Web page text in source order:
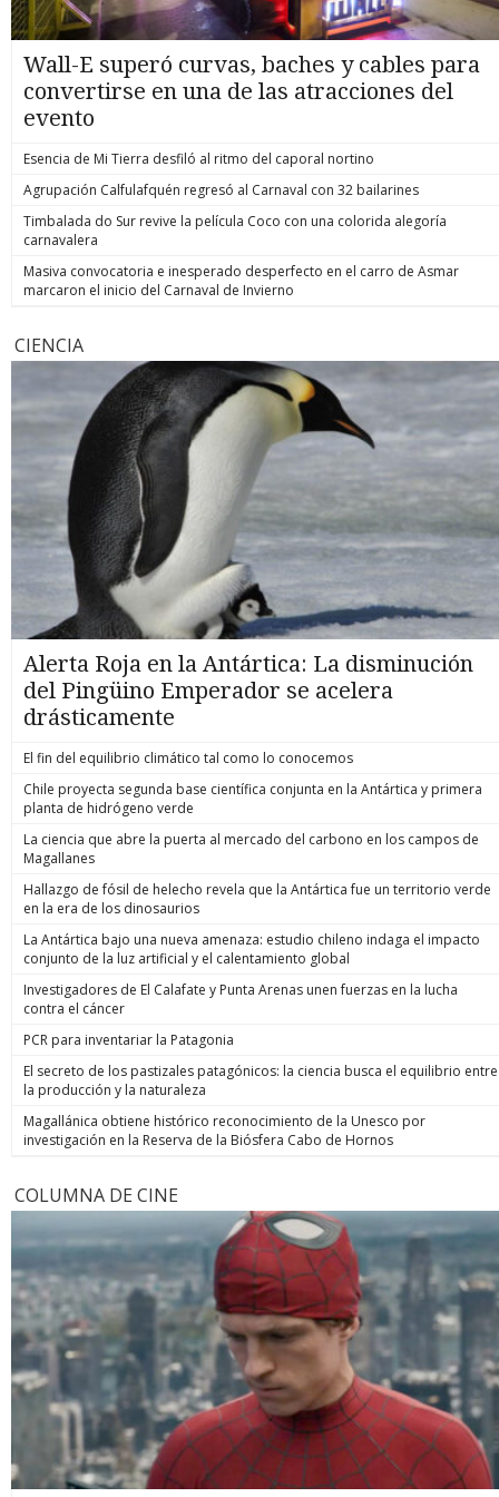
Wall-E superó curvas, baches y cables para
convertirse en una de las atracciones del
evento
Esencia de Mi Tierra desfiló al ritmo del caporal nortino
Agrupación Calfulafquén regresó al Carnaval con 32 bailarines
Timbalada do Sur revive la película Coco con una colorida alegoría
carnavalera
Masiva convocatoria e inesperado desperfecto en el carro de Asmar
marcaron el inicio del Carnaval de Invierno
CIENCIA
Alerta Roja en la Antártica: La disminución
del Pingüino Emperador se acelera
drásticamente
El fin del equilibrio climático tal como lo conocemos
Chile proyecta segunda base científica conjunta en la Antártica y primera
planta de hidrógeno verde
La ciencia que abre la puerta al mercado del carbono en los campos de
Magallanes
Hallazgo de fósil de helecho revela que la Antártica fue un territorio verde
en la era de los dinosaurios
La Antártica bajo una nueva amenaza: estudio chileno indaga el impacto
conjunto de la luz artificial y el calentamiento global
Investigadores de El Calafate y Punta Arenas unen fuerzas en la lucha
contra el cáncer
PCR para inventariar la Patagonia
El secreto de los pastizales patagónicos: la ciencia busca el equilibrio entre
la producción y la naturaleza
Magallánica obtiene histórico reconocimiento de la Unesco por
investigación en la Reserva de la Biósfera Cabo de Hornos
COLUMNA DE CINE